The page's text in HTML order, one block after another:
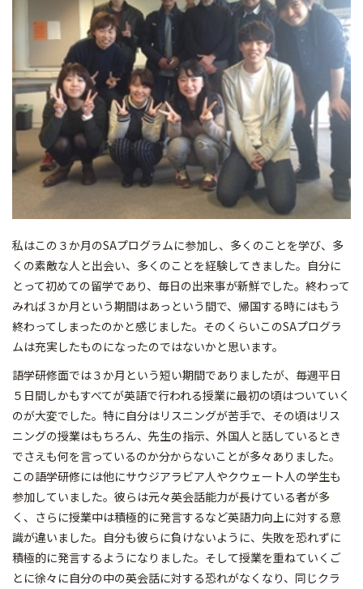
私はこの３か月のSAプログラムに参加し、多くのことを学び、多
くの素敵な人と出会い、多くのことを経験してきました。自分に
とって初めての留学であり、毎日の出来事が新鮮でした。終わって
みれば３か月という期間はあっという間で、帰国する時にはもう
終わってしまったのかと感じました。そのくらいこのSAプログラ
ムは充実したものになったのではないかと思います。
語学研修面では３か月という短い期間でありましたが、毎週平日
５日間しかもすべてが英語で行われる授業に最初の頃はついていく
のが大変でした。特に自分はリスニングが苦手で、その頃はリス
ニングの授業はもちろん、先生の指示、外国人と話しているとき
でさえも何を言っているのか分からないことが多々ありました。
この語学研修には他にサウジアラビア人やクウェート人の学生も
参加していました。彼らは元々英会話能力が長けている者が多
く、さらに授業中は積極的に発言するなど英語力向上に対する意
識が違いました。自分も彼らに負けないように、失敗を恐れずに
積極的に発言するようになりました。そして授業を重ねていくご
とに徐々に自分の中の英会話に対する恐れがなくなり、同じクラ